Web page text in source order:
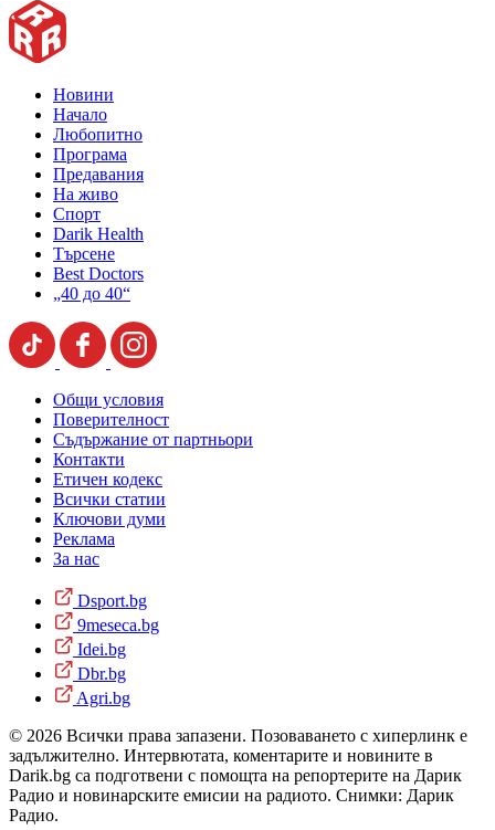
Новини
Начало
Любопитно
Програма
Предавания
На живо
Спорт
Darik Health
Търсене
Best Doctors
„40 до 40“
Общи условия
Поверителност
Съдържание от партньори
Контакти
Етичен кодекс
Всички статии
Ключови думи
Реклама
За нас
Dsport.bg
9meseca.bg
Idei.bg
Dbr.bg
Agri.bg
© 2026 Всички права запазени. Позоваването с хиперлинк е
задължително. Интервютата, коментарите и новините в
Darik.bg са подготвени с помощта на репортерите на Дарик
Радио и новинарските емисии на радиото. Снимки: Дарик
Радио.